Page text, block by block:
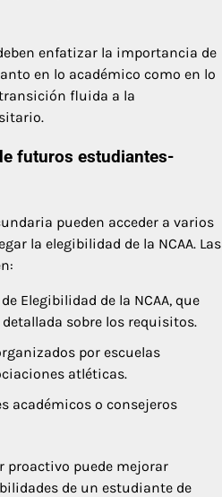
enfatizar la importancia de
en lo académico como en lo
fluida a la
futuros estudiantes-
pueden acceder a varios
la elegibilidad de la NCAA. Las
Elegibilidad de la NCAA, que
sobre los requisitos.
por escuelas
atléticas.
académicos o consejeros
proactivo puede mejorar
de un estudiante de